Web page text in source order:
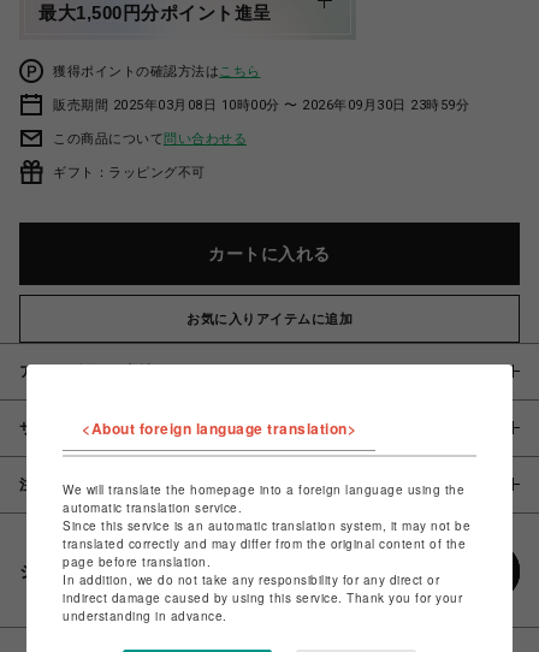
最大1,500円分ポイント進呈
獲得ポイントの確認方法は こちら
販売期間 2025年03月08日 10時00分 〜 2026年09月30日 23時59分
この商品について問い合わせる
ギフト：ラッピング不可
カートに入れる
お気に入りアイテムに追加
アイテム説明 / 素材
サイズ
注意事項
シェアする
<About foreign language translation>
We will translate the homepage into a foreign language using the
automatic translation service.
Since this service is an automatic translation system, it may not be
translated correctly and may differ from the original content of the
page before translation.
In addition, we do not take any responsibility for any direct or
indirect damage caused by using this service. Thank you for your
understanding in advance.